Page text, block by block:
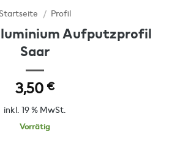
/ Profil
Aufputzprofil
Saar
3,50 €
inkl. 19 % MwSt.
Vorrätig
Saar Menge